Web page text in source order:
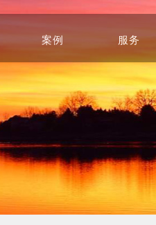
案例
Service
服务